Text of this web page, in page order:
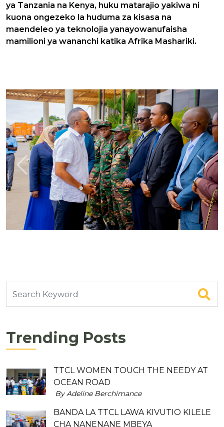
ya Tanzania na Kenya, huku matarajio yakiwa ni
kuona ongezeko la huduma za kisasa na
maendeleo ya teknolojia yanayowanufaisha
mamilioni ya wananchi katika Afrika Mashariki.
Previous Next
Trending Posts
TTCL WOMEN TOUCH THE NEEDY AT
OCEAN ROAD
By Adeline Berchimance
BANDA LA TTCL LAWA KIVUTIO KILELE
CHA NANENANE MBEYA